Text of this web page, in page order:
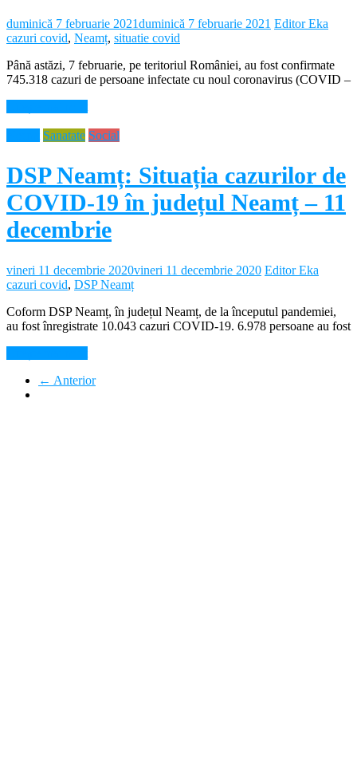
duminică 7 februarie 2021duminică 7 februarie 2021 Editor Eka
cazuri covid, Neamț, situatie covid
Până astăzi, 7 februarie, pe teritoriul României, au fost confirmate
745.318 cazuri de persoane infectate cu noul coronavirus (COVID –
Sanatate Social
DSP Neamț: Situația cazurilor de
COVID-19 în județul Neamț – 11
decembrie
vineri 11 decembrie 2020vineri 11 decembrie 2020 Editor Eka
cazuri covid, DSP Neamț
Coform DSP Neamț, în județul Neamț, de la începutul pandemiei,
au fost înregistrate 10.043 cazuri COVID-19. 6.978 persoane au fost
← Anterior